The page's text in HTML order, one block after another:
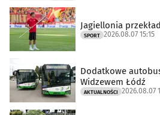
Jagiellonia
SPORT 2026.08.07 15:15
Dodatkowe
Widzewem Łódź
AKTUALNOŚCI 2026.08.07